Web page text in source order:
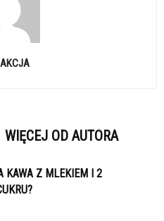
WIĘCEJ OD AUTORA
KAWA Z MLEKIEM I 2